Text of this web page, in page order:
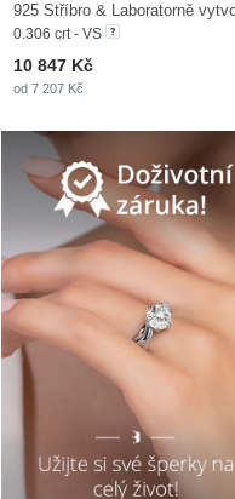
0.306 crt - VS
10 847 Kč
od 7 207 Kč